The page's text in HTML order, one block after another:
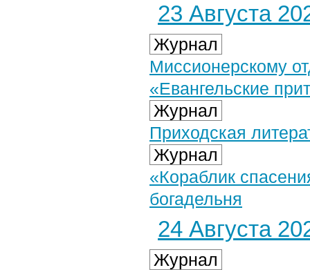
23 Августа
Журнал
Миссионерскому
«Евангельские
Журнал
Приходская
Журнал
«Кораблик
богадельня
24 Августа
Журнал